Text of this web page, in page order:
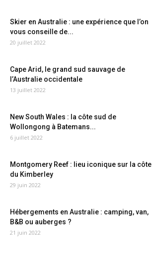
Skier en Australie : une expérience que l’on
vous conseille de...
20 juillet 2022
Cape Arid, le grand sud sauvage de
l’Australie occidentale
13 juillet 2022
New South Wales : la côte sud de
Wollongong à Batemans...
6 juillet 2022
Montgomery Reef : lieu iconique sur la côte
du Kimberley
29 juin 2022
Hébergements en Australie : camping, van,
B&B ou auberges ?
21 juin 2022